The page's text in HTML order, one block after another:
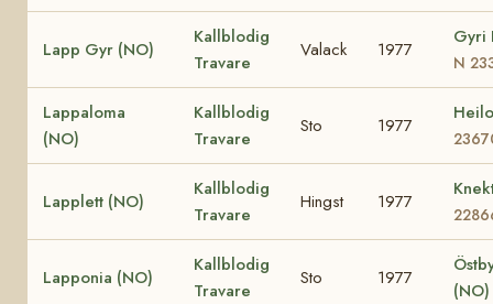
Lapp Gyr (NO)
Kallblodig
Travare
Valack 1977
Gyri
N
Lappaloma
(NO)
Kallblodig
Travare
Sto 1977
Lapplett (NO)
Kallblodig
Travare
Hingst 1977
Lapponia (NO)
Kallblodig
Travare
Sto 1977
(NO)